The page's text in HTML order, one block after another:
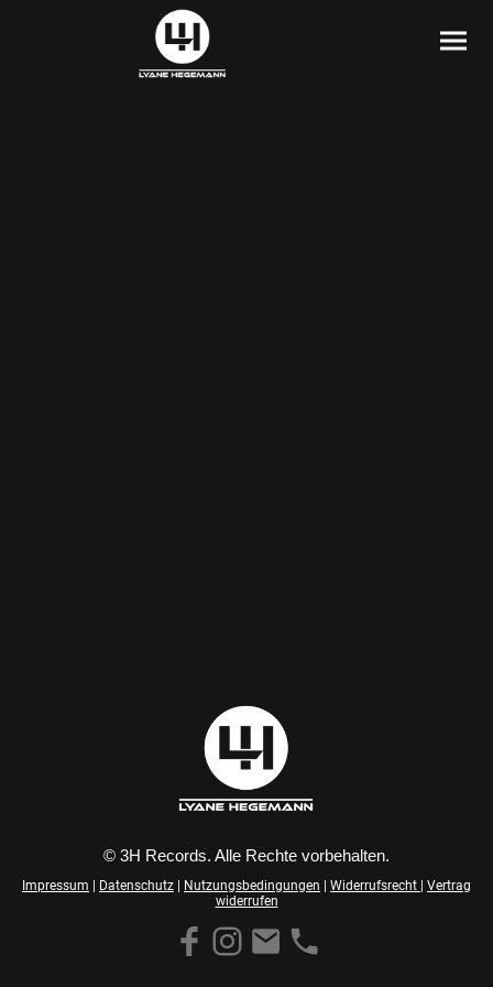
© 3H Records. Alle Rechte vorbehalten.
Impressum | Datenschutz | Nutzungsbedingungen | Widerrufsrecht | Vertrag
widerrufen